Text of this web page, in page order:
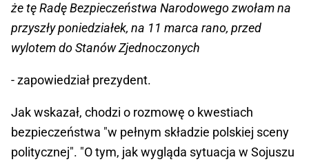
że tę Radę Bezpieczeństwa Narodowego zwołam na
przyszły poniedziałek, na 11 marca rano, przed
wylotem do Stanów Zjednoczonych
- zapowiedział prezydent.
Jak wskazał, chodzi o rozmowę o kwestiach
bezpieczeństwa "w pełnym składzie polskiej sceny
politycznej". "O tym, jak wygląda sytuacja w Sojuszu